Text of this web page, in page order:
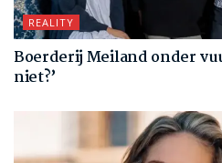
REALITY
Boerderij Meiland onder
niet?’